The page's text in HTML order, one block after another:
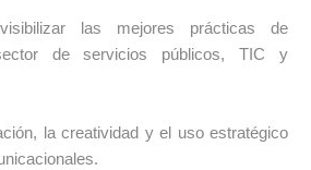
las mejores prácticas de
de servicios públicos, TIC y
la creatividad y el uso estratégico